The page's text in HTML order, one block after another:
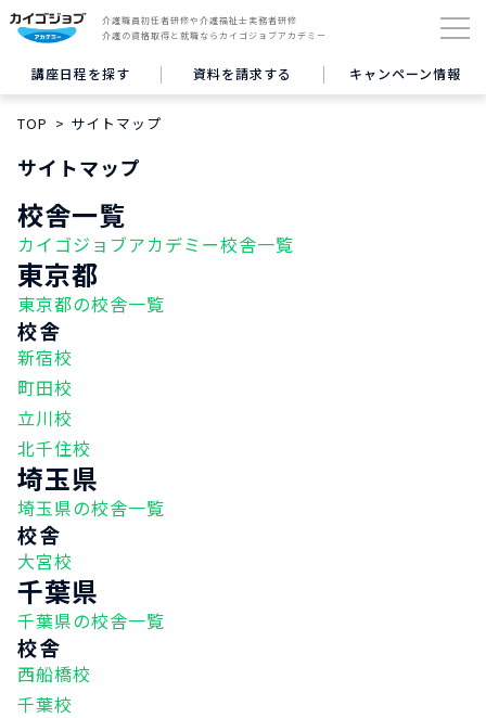
介護職員初任者研修や介護福祉士実務者研修
介護の資格取得と就職ならカイゴジョブアカデミー
講座日程を探す 資料を請求する キャンペーン情報
TOP サイトマップ
サイトマップ
校舎一覧
カイゴジョブアカデミー校舎一覧
東京都
東京都の校舎一覧
校舎
新宿校
町田校
立川校
北千住校
埼玉県
埼玉県の校舎一覧
校舎
大宮校
千葉県
千葉県の校舎一覧
校舎
西船橋校
千葉校